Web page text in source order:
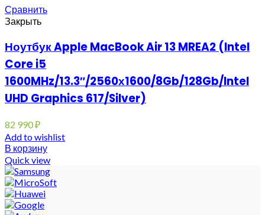
Сравнить
Закрыть
Ноутбук Apple MacBook Air 13 MREA2 (Intel
Core i5
1600MHz/13.3″/2560х1600/8Gb/128Gb/Intel
UHD Graphics 617/Silver)
82 990₽
Add to wishlist
В корзину
Quick view